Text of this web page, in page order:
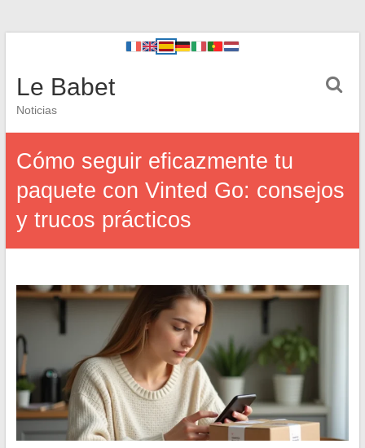
Le Babet
Noticias
Cómo seguir eficazmente tu
paquete con Vinted Go: consejos
y trucos prácticos